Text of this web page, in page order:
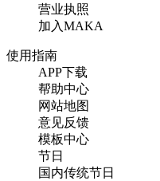
手绘风考研招生公众号首
营业执照
加入MAKA
使用指南
APP下载
帮助中心
网站地图
意见反馈
模板中心
节日
国内传统节日